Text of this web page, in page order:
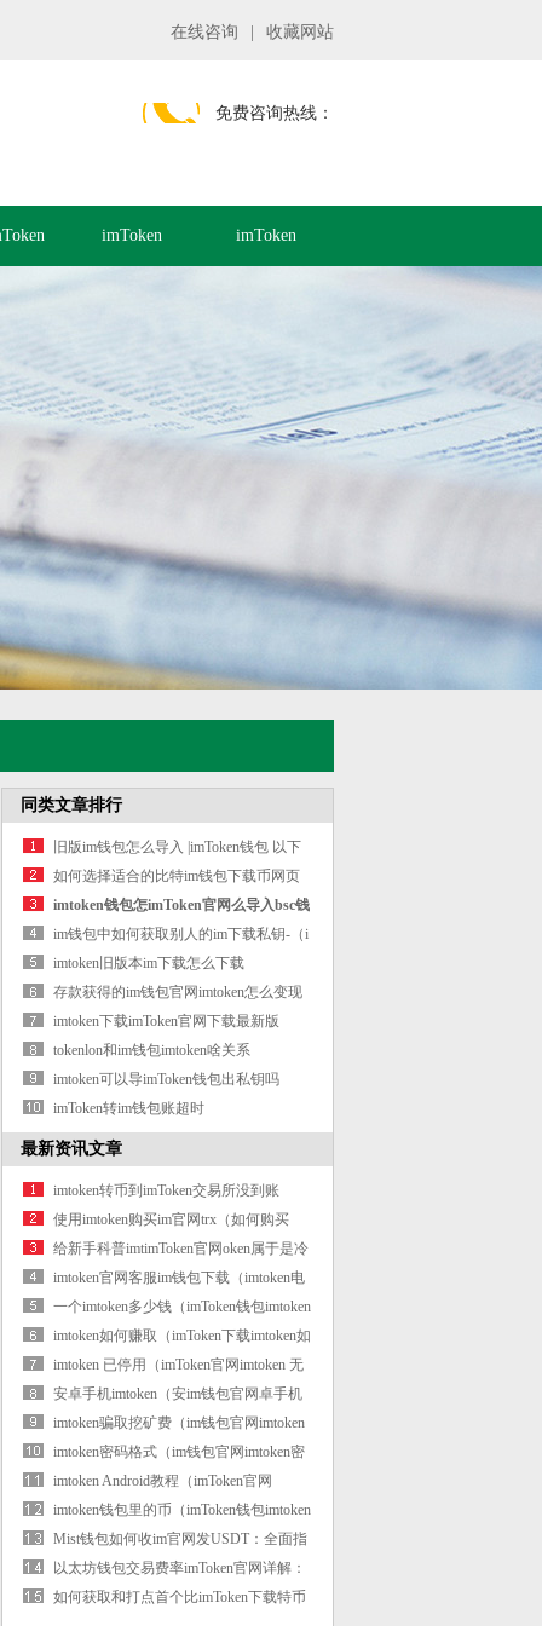
在线咨询 收藏网站
免费咨询热线：
imToken imToken
同类文章排行
旧版im钱包怎么导入 |imToken钱包 以下
是
如何选择适合的比特im钱包下载币网页
版
imtoken钱包怎imToken官网么导入bsc钱
包
im钱包中如何获取别人的im下载私钥-（i
imtoken旧版本im下载怎么下载
存款获得的im钱包官网imtoken怎么变现
imtoken下载imToken官网下载最新版
tokenlon和im钱包imtoken啥关系
imtoken可以导imToken钱包出私钥吗
imToken转im钱包账超时
最新资讯文章
imtoken转币到imToken交易所没到账
使用imtoken购买im官网trx（如何购买
imtoke
给新手科普imtimToken官网oken属于是冷
钱包
imtoken官网客服im钱包下载（imtoken电
话）
一个imtoken多少钱（imToken钱包imtoken
钱包需
imtoken如何赚取（imToken下载imtoken如
何赚取
imtoken 已停用（imToken官网imtoken 无
法再使
安卓手机imtoken（安im钱包官网卓手机
imt
imtoken骗取挖矿费（im钱包官网imtoken
转账挖
imtoken密码格式（im钱包官网imtoken密
码忘记
imtoken Android教程（imToken官网
imtoken官网下
imtoken钱包里的币（imToken钱包imtoken
钱包里
Mist钱包如何收im官网发USDT：全面指
南
以太坊钱包交易费率imToken官网详解：
如何
如何获取和打点首个比imToken下载特币